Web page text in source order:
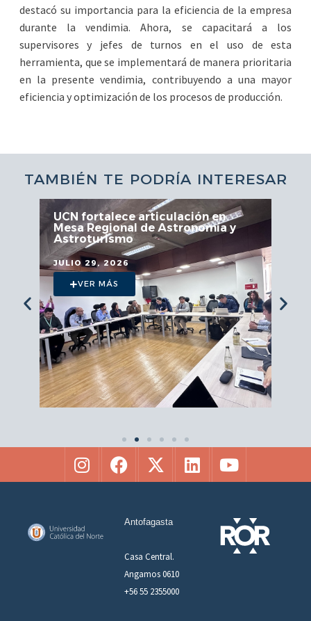
destacó su importancia para la eficiencia de la empresa
durante la vendimia. Ahora, se capacitará a los
supervisores y jefes de turnos en el uso de esta
herramienta, que se implementará de manera prioritaria
en la presente vendimia, contribuyendo a una mayor
eficiencia y optimización de los procesos de producción.
TAMBIÉN TE PODRÍA INTERESAR
UCN fortalece articulación en
Mesa Regional de Astronomía y
Astroturismo
JULIO 29, 2026
VER MÁS
Antofagasta
Casa Central.
Angamos 0610
+56 55 2355000